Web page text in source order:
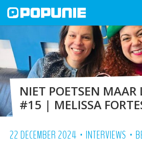
NIET POETSEN MAAR
#15 | MELISSA
22 DECEMBER 2024 • INTERVIEWS •